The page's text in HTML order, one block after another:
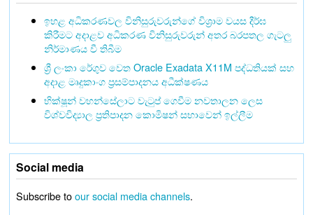
ඉහළ අධිකරණවල විනිසුරුවරුන්ගේ විශ්‍රාම වයස දීර්ඝ
කිරීමට අදාළව අධිකරණ විනිසුරුවරුන් අතර බරපතල ගැටලු
නිර්මාණය වී තිබීම
ශ්‍රී ලංකා රේගුව වෙත Oracle Exadata X11M පද්ධතියක් සහ
අදාළ මෘදුකාංග ප්‍රසම්පාදනය අධීක්ෂණය
භික්ෂූන් වහන්සේලාට වැටුප් ගෙවීම නවතාලන ලෙස
විශ්වවිද්‍යාල ප්‍රතිපාදන කොමිෂන් සභාවෙන් ඉල්ලීම
Social media
Subscribe toour social media channels.